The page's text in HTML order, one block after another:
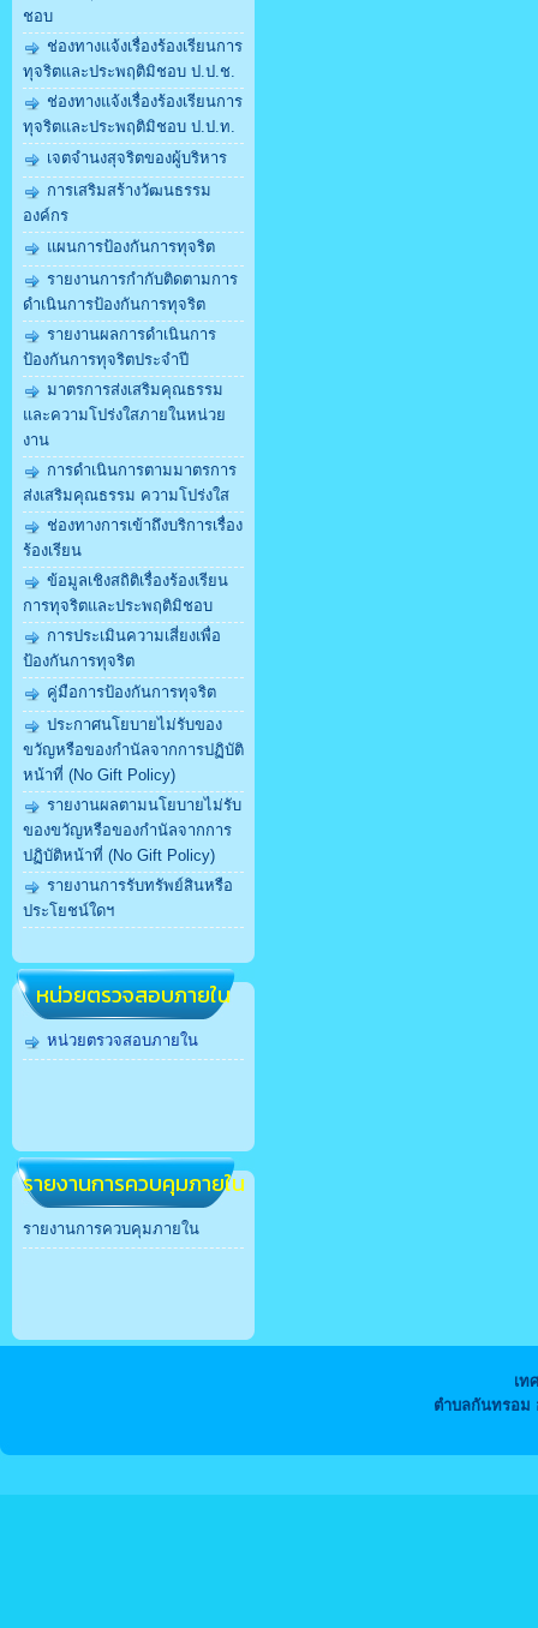
ชอบ
ช่องทางแจ้งเรื่องร้องเรียนการ
ทุจริตและประพฤติมิชอบ ป.ป.ช.
ช่องทางแจ้งเรื่องร้องเรียนการ
ทุจริตและประพฤติมิชอบ ป.ป.ท.
เจตจำนงสุจริตของผู้บริหาร
การเสริมสร้างวัฒนธรรม
องค์กร
แผนการป้องกันการทุจริต
รายงานการกำกับติดตามการ
ดำเนินการป้องกันการทุจริต
รายงานผลการดำเนินการ
ป้องกันการทุจริตประจำปี
มาตรการส่งเสริมคุณธรรม
และความโปร่งใสภายในหน่วย
งาน
การดำเนินการตามมาตรการ
ส่งเสริมคุณธรรม ความโปร่งใส
ช่องทางการเข้าถึงบริการเรื่อง
ร้องเรียน
ข้อมูลเชิงสถิติเรื่องร้องเรียน
การทุจริตและประพฤติมิชอบ
การประเมินความเสี่ยงเพื่อ
ป้องกันการทุจริต
คู่มือการป้องกันการทุจริต
ประกาศนโยบายไม่รับของ
ขวัญหรือของกำนัลจากการปฏิบัติ
หน้าที่ (No Gift Policy)
รายงานผลตามนโยบายไม่รับ
ของขวัญหรือของกำนัลจากการ
ปฏิบัติหน้าที่ (No Gift Policy)
รายงานการรับทรัพย์สินหรือ
ประโยชน์ใดฯ
หน่วยตรวจสอบภายใน
หน่วยตรวจสอบภายใน
รายงานการควบคุมภายใน
รายงานการควบคุมภายใน
เท
ตำบลกันทรอม